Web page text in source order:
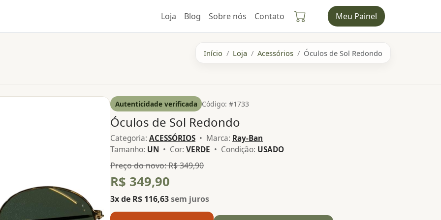
Loja Blog Sobre nós Contato Meu Painel
Início Loja Acessórios Óculos de Sol Redondo
Autenticidade verificada Código: #1733
Óculos de Sol Redondo
Categoria: ACESSÓRIOS • Marca: Ray-Ban
Tamanho: UN • Cor: VERDE • Condição: USADO
Preço do novo: R$ 349,90
R$ 349,90
3x de R$ 116,63sem juros